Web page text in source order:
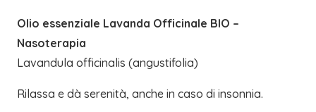
Olio essenziale Lavanda Officinale BIO –
Nasoterapia
Lavandula officinalis (angustifolia)
Rilassa e dà serenità, anche in caso di insonnia.